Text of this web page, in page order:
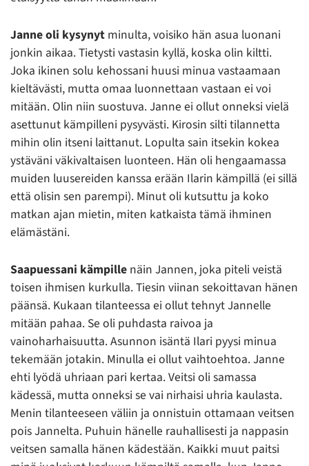
Janne oli kysynyt minulta, voisiko hän asua luonani
jonkin aikaa. Tietysti vastasin kyllä, koska olin kiltti.
Joka ikinen solu kehossani huusi minua vastaamaan
kieltävästi, mutta omaa luonnettaan vastaan ei voi
mitään. Olin niin suostuva. Janne ei ollut onneksi vielä
asettunut kämpilleni pysyvästi. Kirosin silti tilannetta
mihin olin itseni laittanut. Lopulta sain itsekin kokea
ystäväni väkivaltaisen luonteen. Hän oli hengaamassa
muiden luusereiden kanssa erään Ilarin kämpillä (ei sillä
että olisin sen parempi). Minut oli kutsuttu ja koko
matkan ajan mietin, miten katkaista tämä ihminen
elämästäni.
Saapuessani kämpille näin Jannen, joka piteli veistä
toisen ihmisen kurkulla. Tiesin viinan sekoittavan hänen
päänsä. Kukaan tilanteessa ei ollut tehnyt Jannelle
mitään pahaa. Se oli puhdasta raivoa ja
vainoharhaisuutta. Asunnon isäntä Ilari pyysi minua
tekemään jotakin. Minulla ei ollut vaihtoehtoa. Janne
ehti lyödä uhriaan pari kertaa. Veitsi oli samassa
kädessä, mutta onneksi se vai nirhaisi uhria kaulasta.
Menin tilanteeseen väliin ja onnistuin ottamaan veitsen
pois Jannelta. Puhuin hänelle rauhallisesti ja nappasin
veitsen samalla hänen kädestään. Kaikki muut paitsi